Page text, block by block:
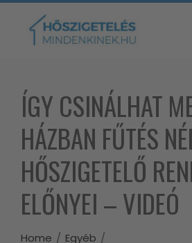
Skip
content
ÍGY CSINÁLHAT
HÁZBAN FŰTÉS
HŐSZIGETELŐ
ELŐNYEI – VIDEÓ
Home
Egyéb